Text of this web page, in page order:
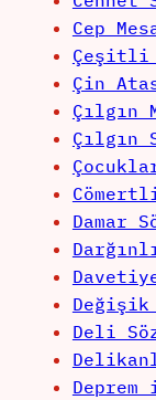
Cep
Çeşitli
Çin
Çılgın
Çılgın
Damar
Deli